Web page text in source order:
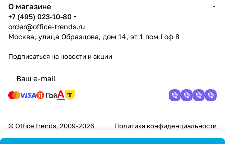
О магазине
+7 (495) 023-10-80
order@office-trends.ru
Москва, улица Образцова, дом 14, эт 1 пом I оф 8
Подписаться на новости и акции
© Office trends, 2009-2026 Политика конфиденциальности